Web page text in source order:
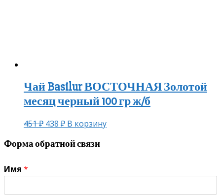
Чай Basilur ВОСТОЧНАЯ Золотой
месяц черный 100 гр ж/б
451₽ 438 ₽ В корзину
Форма обратной связи
Имя *